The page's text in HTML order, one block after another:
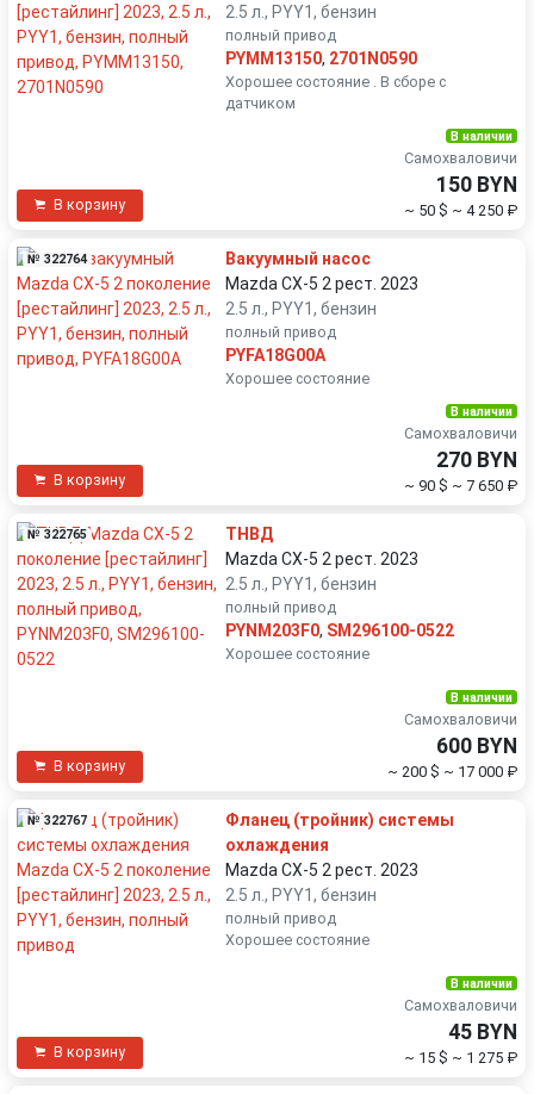
2.5 л., PYY1, бензин
полный привод
PYMM13150, 2701N0590
Хорошее состояние . В сборе с
датчиком
В корзину
В наличии
Самохваловичи
150 BYN
~ 50 $ ~ 4 250 ₽
№ 322764
Вакуумный насос
Mazda CX-5 2 рест. 2023
2.5 л., PYY1, бензин
полный привод
PYFA18G00A
Хорошее состояние
В корзину
В наличии
Самохваловичи
270 BYN
~ 90 $ ~ 7 650 ₽
№ 322765
ТНВД
Mazda CX-5 2 рест. 2023
2.5 л., PYY1, бензин
полный привод
PYNM203F0, SM296100-0522
Хорошее состояние
В корзину
В наличии
Самохваловичи
600 BYN
~ 200 $ ~ 17 000 ₽
№ 322767
Фланец (тройник) системы
охлаждения
Mazda CX-5 2 рест. 2023
2.5 л., PYY1, бензин
полный привод
Хорошее состояние
В корзину
В наличии
Самохваловичи
45 BYN
~ 15 $ ~ 1 275 ₽